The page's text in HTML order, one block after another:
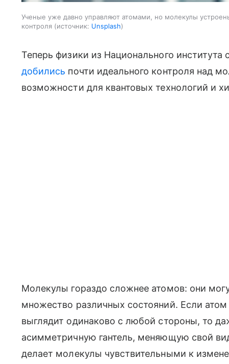
Ученые уже давно управляют атомами, но молекулы
контроля
источник: Unsplash
Теперь физики из Национального
добились почти идеального контроля над
возможности для квантовых технологий и
Молекулы гораздо сложнее атомов: они
множество различных состояний. Если
выглядит одинаково с любой стороны, то
асимметричную гантель, меняющую свой
делает молекулы чувствительными к